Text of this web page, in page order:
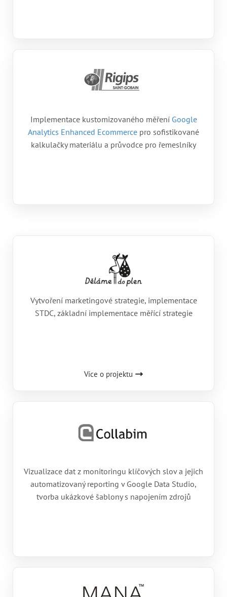
Implementace kustomizovaného měření Google
Analytics Enhanced Ecommerce pro sofistikované
kalkulačky materiálu a průvodce pro řemeslníky
Vytvoření marketingové strategie, implementace
STDC, základní implementace měřící strategie
Více o projektu
Vizualizace dat z monitoringu klíčových slov a jejich
automatizovaný reporting v Google Data Studio,
tvorba ukázkové šablony s napojením zdrojů